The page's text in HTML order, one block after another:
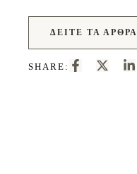
ΔΕΊΤΕ ΤΑ ΆΡΘΡΑ
SHARE: